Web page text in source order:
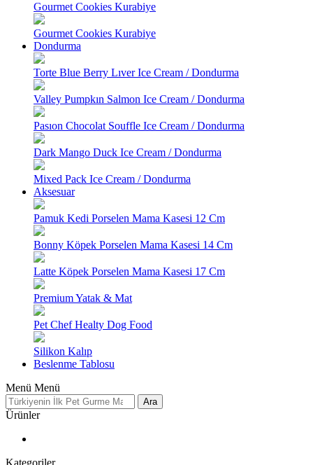
Gourmet Cookies Kurabiye
Gourmet Cookies Kurabiye
Dondurma
Torte Blue Berry Lıver Ice Cream / Dondurma
Valley Pumpkın Salmon Ice Cream / Dondurma
Pasıon Chocolat Souffle Ice Cream / Dondurma
Dark Mango Duck Ice Cream / Dondurma
Mixed Pack Ice Cream / Dondurma
Aksesuar
Pamuk Kedi Porselen Mama Kasesi 12 Cm
Bonny Köpek Porselen Mama Kasesi 14 Cm
Latte Köpek Porselen Mama Kasesi 17 Cm
Premium Yatak & Mat
Pet Chef Healty Dog Food
Silikon Kalıp
Beslenme Tablosu
Menü Menü
Ara
Ürünler
Kategoriler